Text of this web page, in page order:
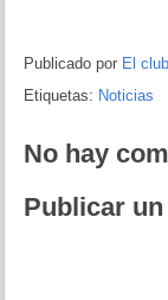
Publicado por El
Etiquetas: Noticias
No hay
Publicar